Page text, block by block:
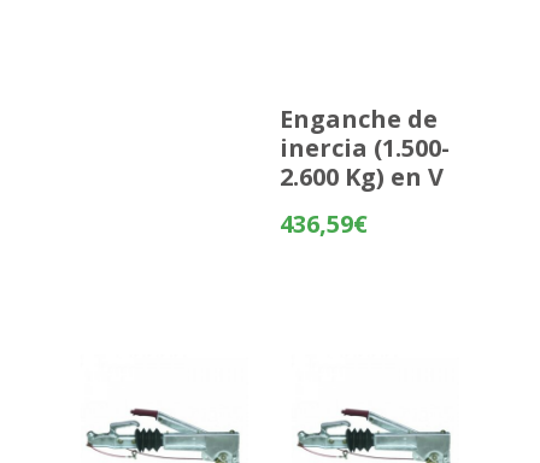
Enganche de
inercia (1.500-
2.600 Kg) en V
436,59€